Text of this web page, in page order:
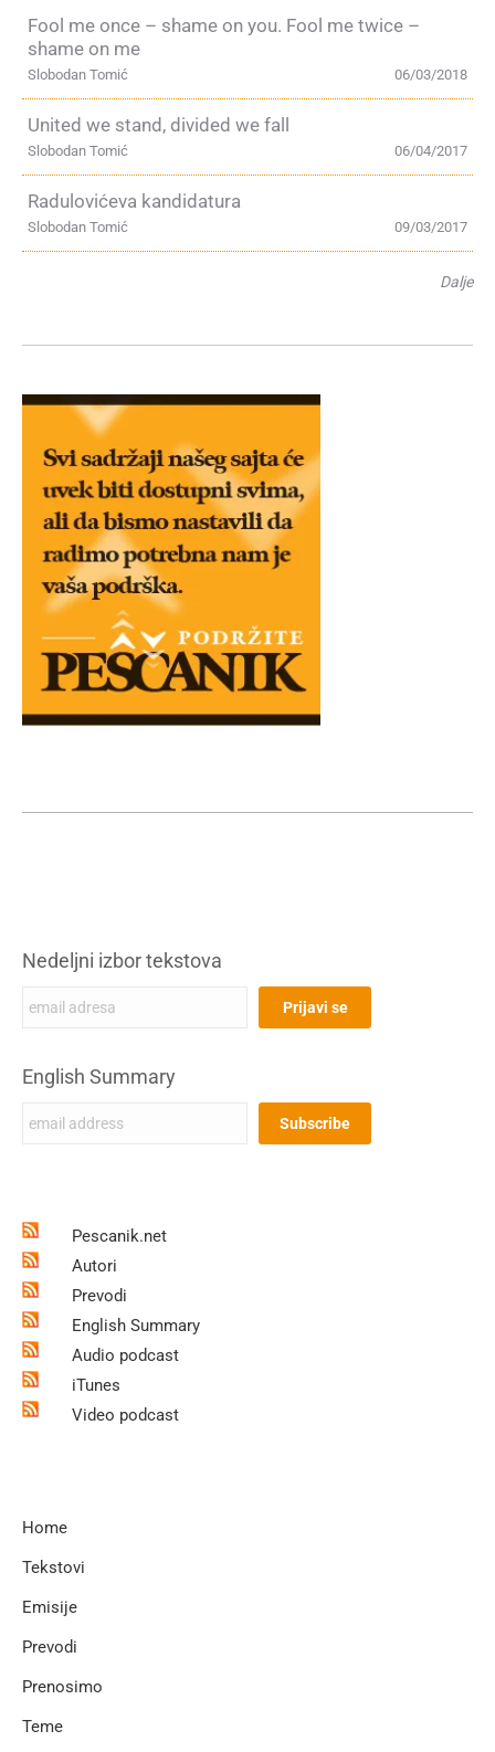
Fool me once – shame on you. Fool me twice –
shame on me
06/03/2018
Slobodan Tomić
United we stand, divided we fall
06/04/2017
Slobodan Tomić
Radulovićeva kandidatura
09/03/2017
Slobodan Tomić
Dalje
Nedeljni izbor tekstova
English Summary
Pescanik.net
Autori
Prevodi
English Summary
Audio podcast
iTunes
Video podcast
Home
Tekstovi
Emisije
Prevodi
Prenosimo
Teme